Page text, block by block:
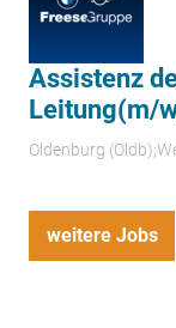
Assistenz
Leitung(m/
Oldenburg
weitere Jobs